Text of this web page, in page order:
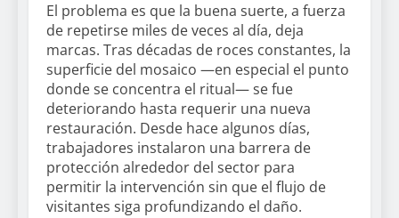
El problema es que la buena suerte, a fuerza
de repetirse miles de veces al día, deja
marcas. Tras décadas de roces constantes, la
superficie del mosaico —en especial el punto
donde se concentra el ritual— se fue
deteriorando hasta requerir una nueva
restauración. Desde hace algunos días,
trabajadores instalaron una barrera de
protección alrededor del sector para
permitir la intervención sin que el flujo de
visitantes siga profundizando el daño.